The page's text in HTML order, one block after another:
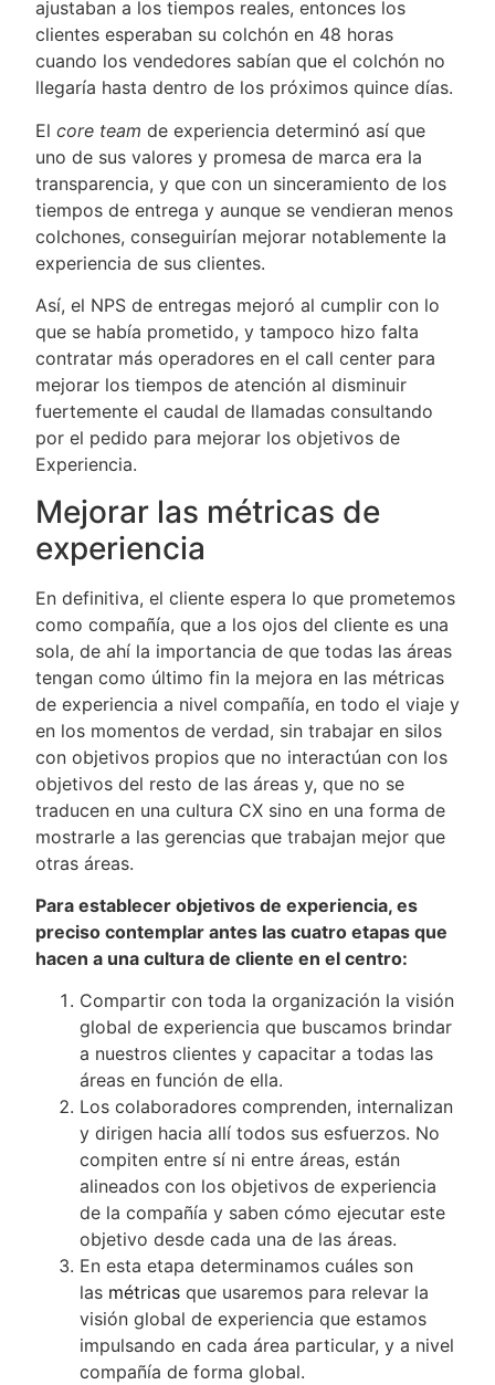
ajustaban a los tiempos reales, entonces los
clientes esperaban su colchón en 48 horas
cuando los vendedores sabían que el colchón no
llegaría hasta dentro de los próximos quince días.
El core team de experiencia determinó así que
uno de sus valores y promesa de marca era la
transparencia, y que con un sinceramiento de los
tiempos de entrega y aunque se vendieran menos
colchones, conseguirían mejorar notablemente la
experiencia de sus clientes.
Así, el NPS de entregas mejoró al cumplir con lo
que se había prometido, y tampoco hizo falta
contratar más operadores en el call center para
mejorar los tiempos de atención al disminuir
fuertemente el caudal de llamadas consultando
por el pedido para mejorar los objetivos de
Experiencia.
Mejorar las métricas de
experiencia
En definitiva, el cliente espera lo que prometemos
como compañía, que a los ojos del cliente es una
sola, de ahí la importancia de que todas las áreas
tengan como último fin la mejora en las métricas
de experiencia a nivel compañía, en todo el viaje y
en los momentos de verdad, sin trabajar en silos
con objetivos propios que no interactúan con los
objetivos del resto de las áreas y, que no se
traducen en una cultura CX sino en una forma de
mostrarle a las gerencias que trabajan mejor que
otras áreas.
Para establecer objetivos de experiencia, es
preciso contemplar antes las cuatro etapas que
hacen a una cultura de cliente en el centro:
Compartir con toda la organización la visión
global de experiencia que buscamos brindar
a nuestros clientes y capacitar a todas las
áreas en función de ella.
Los colaboradores comprenden, internalizan
y dirigen hacia allí todos sus esfuerzos. No
compiten entre sí ni entre áreas, están
alineados con los objetivos de experiencia
de la compañía y saben cómo ejecutar este
objetivo desde cada una de las áreas.
En esta etapa determinamos cuáles son
las métricas que usaremos para relevar la
visión global de experiencia que estamos
impulsando en cada área particular, y a nivel
compañía de forma global.